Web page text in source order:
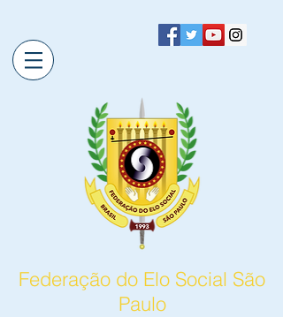
Federação do Elo Social São
Paulo